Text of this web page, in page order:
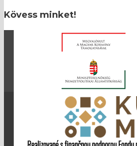
Kövess minket!